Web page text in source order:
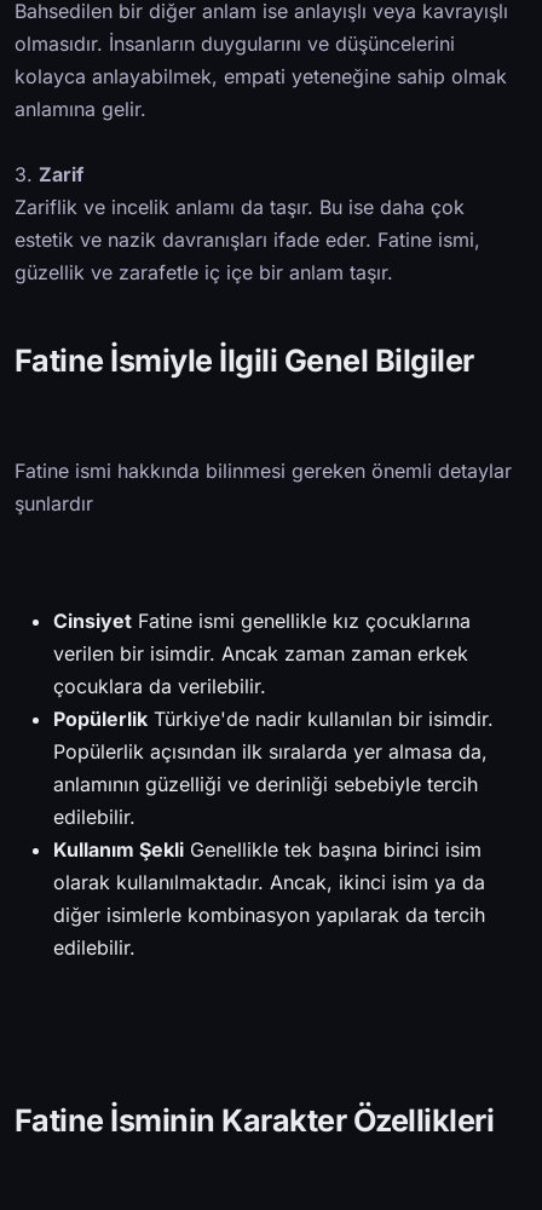
Bahsedilen bir diğer anlam ise anlayışlı veya kavrayışlı
olmasıdır. İnsanların duygularını ve düşüncelerini
kolayca anlayabilmek, empati yeteneğine sahip olmak
anlamına gelir.
3. Zarif
Zariflik ve incelik anlamı da taşır. Bu ise daha çok
estetik ve nazik davranışları ifade eder. Fatine ismi,
güzellik ve zarafetle iç içe bir anlam taşır.
Fatine İsmiyle İlgili Genel Bilgiler
Fatine ismi hakkında bilinmesi gereken önemli detaylar
şunlardır
Cinsiyet Fatine ismi genellikle kız çocuklarına
verilen bir isimdir. Ancak zaman zaman erkek
çocuklara da verilebilir.
Popülerlik Türkiye'de nadir kullanılan bir isimdir.
Popülerlik açısından ilk sıralarda yer almasa da,
anlamının güzelliği ve derinliği sebebiyle tercih
edilebilir.
Kullanım Şekli Genellikle tek başına birinci isim
olarak kullanılmaktadır. Ancak, ikinci isim ya da
diğer isimlerle kombinasyon yapılarak da tercih
edilebilir.
Fatine İsminin Karakter Özellikleri